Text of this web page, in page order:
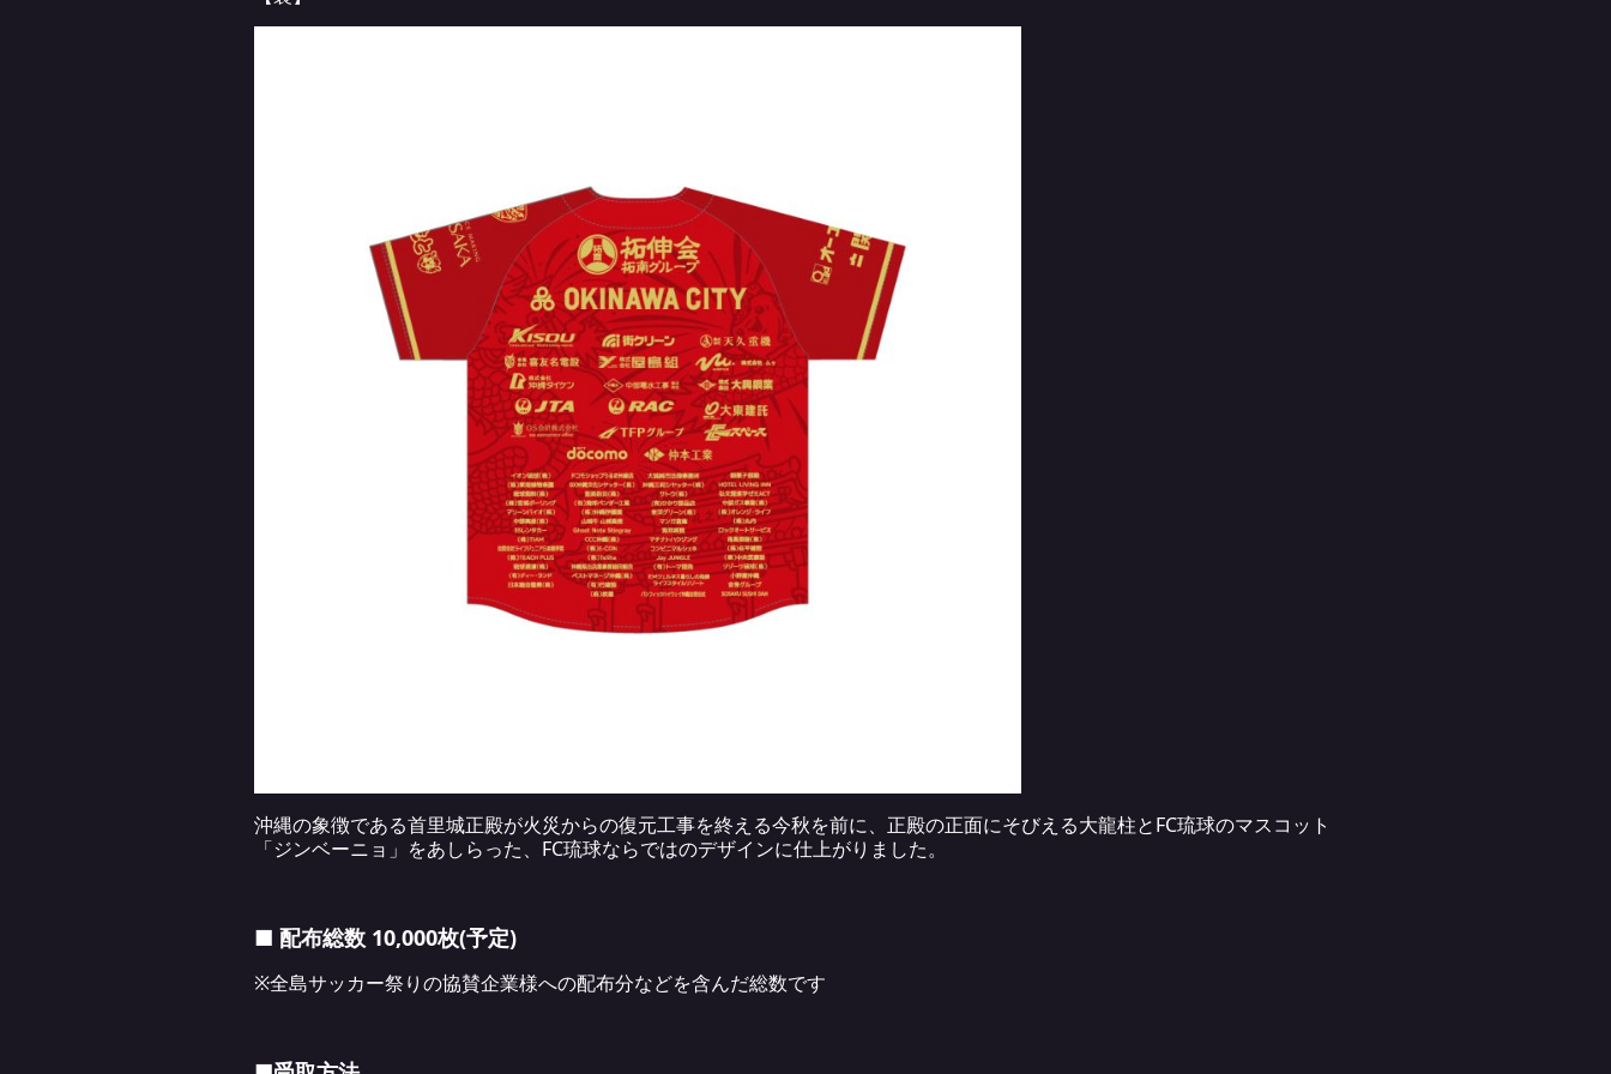
沖縄の象徴である首里城正殿が火災からの復元工事を終える今秋を前に、正殿の正面にそびえる大龍柱とFC琉球のマスコット
「ジンベーニョ」をあしらった、FC琉球ならではのデザインに仕上がりました。
■ 配布総数 10,000枚(予定)
※全島サッカー祭りの協賛企業様への配布分などを含んだ総数です